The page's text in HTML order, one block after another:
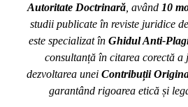
Autoritate Doctrinară, având 10
studii publicate în reviste juridice
este specializat în Ghidul Anti-
consultanță în citarea corectă
dezvoltarea unei Contribuții
garantând rigoarea etică și